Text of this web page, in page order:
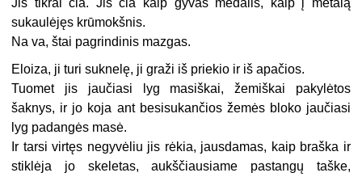
sukaulėjęs krūmokšnis.
Na va, štai pagrindinis mazgas.
Eloiza, ji turi suknelę, ji graži iš priekio ir iš apačios.
Tuomet jis jaučiasi lyg masiškai, žemiškai pakylėtos
šaknys, ir jo koja ant besisukančios žemės bloko jaučiasi
lyg padangės masė.
Ir tarsi virtęs negyvėliu jis rėkia, jausdamas, kaip braška ir
stiklėja jo skeletas, aukščiausiame pastangų taške,